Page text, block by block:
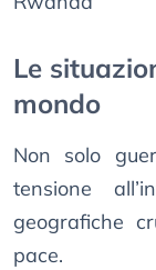
Le
mondo
Non solo
tensione
geografiche
pace.